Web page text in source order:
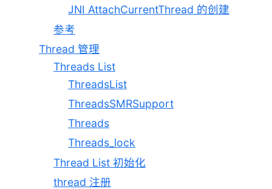
JNI AttachCurrentThread 的创建
参考
Thread 管理
Threads List
ThreadsList
ThreadsSMRSupport
Threads
Threads_lock
Thread List 初始化
thread 注册